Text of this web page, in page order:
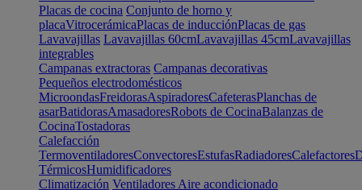
Placas de cocina Conjunto de horno y
placaVitrocerámicaPlacas de inducciónPlacas de gas
Lavavajillas Lavavajillas 60cmLavavajillas 45cmLavavajillas
integrables
Campanas extractoras Campanas decorativas
Pequeños electrodomésticos
MicroondasFreidorasAspiradoresCafeterasPlanchas de
asarBatidorasAmasadoresRobots de CocinaBalanzas de
CocinaTostadoras
Calefacción
TermoventiladoresConvectoresEstufasRadiadoresCalefactores
TérmicosHumidificadores
Climatización Ventiladores Aire acondicionado